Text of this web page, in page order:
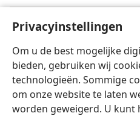
Privacyinstellingen
Om u de best mogelijke
bieden, gebruiken wij
technologieën. Sommige
om onze website te laten
worden geweigerd. U kunt
Inleiding tot Ezechiël
Inhoud